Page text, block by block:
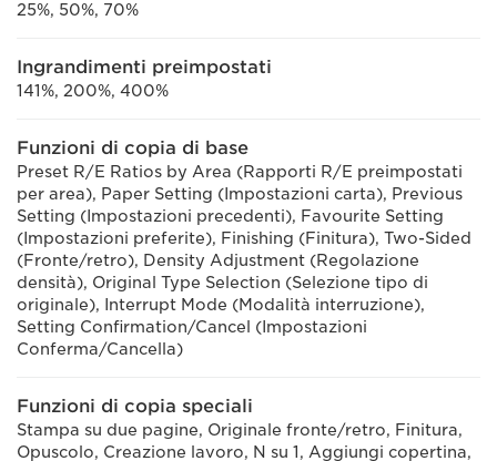
25%, 50%, 70%
Ingrandimenti preimpostati
141%, 200%, 400%
Funzioni di copia di base
Preset R/E Ratios by Area (Rapporti R/E preimpostati
per area), Paper Setting (Impostazioni carta), Previous
Setting (Impostazioni precedenti), Favourite Setting
(Impostazioni preferite), Finishing (Finitura), Two-Sided
(Fronte/retro), Density Adjustment (Regolazione
densità), Original Type Selection (Selezione tipo di
originale), Interrupt Mode (Modalità interruzione),
Setting Confirmation/Cancel (Impostazioni
Conferma/Cancella)
Funzioni di copia speciali
Stampa su due pagine, Originale fronte/retro, Finitura,
Opuscolo, Creazione lavoro, N su 1, Aggiungi copertina,